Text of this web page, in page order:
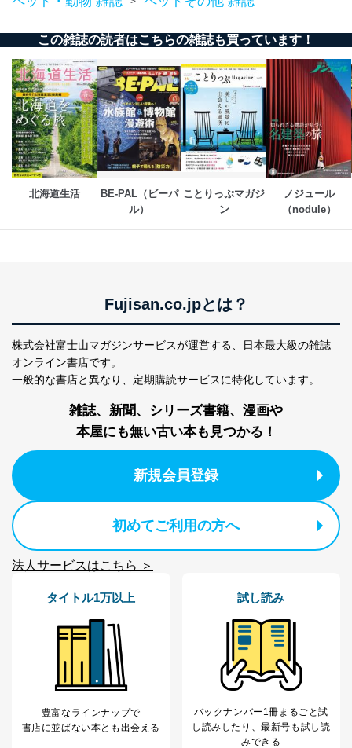
この雑誌の読者はこちらの雑誌も買っています！
北海道生活
BE-PAL（ビーパ
ル）
ことりっぷマガジ
ン
ノジュール
（nodule）
Fujisan.co.jpとは？
株式会社富士山マガジンサービスが運営する、
日本最大級の雑誌
オンライン書店です。
一般的な書店と異なり、 定期購読サービスに特化しています。
雑誌、新聞、シリーズ書籍、漫画や
本屋にも無い古い本も見つかる！
新規会員登録
初めてご利用の方へ
法人サービスはこちら ＞
タイトル1万以上
豊富なラインナップで
書店に並ばない本とも出会える
試し読み
バックナンバー1冊まるごと試
し読み したり、最新号も試し読
みできる